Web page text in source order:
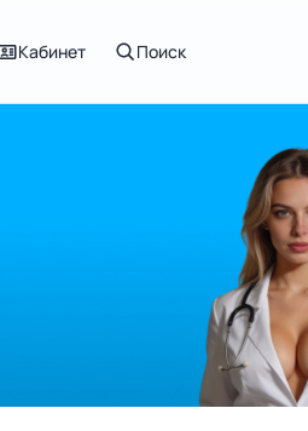
Кабинет Поиск